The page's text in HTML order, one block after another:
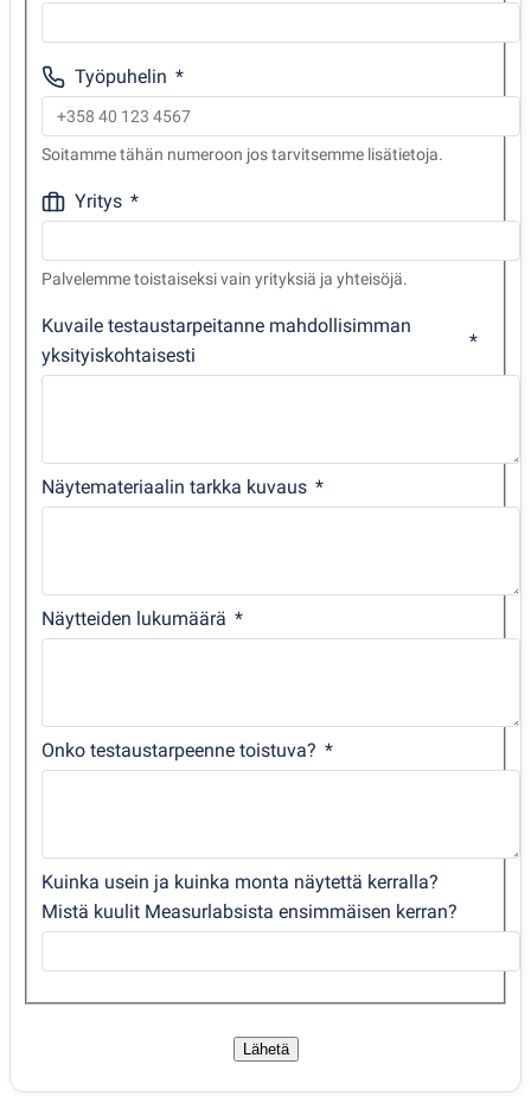
Työpuhelin
Soitamme tähän numeroon jos tarvitsemme lisätietoja.
Yritys
Palvelemme toistaiseksi vain yrityksiä ja yhteisöjä.
Kuvaile testaustarpeitanne mahdollisimman
yksityiskohtaisesti
Näytemateriaalin tarkka kuvaus
Näytteiden lukumäärä
Onko testaustarpeenne toistuva?
Kuinka usein ja kuinka monta näytettä kerralla?
Mistä kuulit Measurlabsista ensimmäisen kerran?
Lähetä